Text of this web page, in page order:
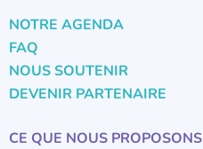
NOTRE AGENDA
FAQ
NOUS SOUTENIR
DEVENIR PARTENAIRE
CE QUE NOUS PROPOSONS